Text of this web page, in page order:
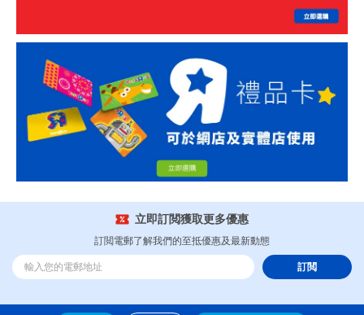
立即訂閲獲取更多優惠
訂閲電郵了解我們的至抵優惠及最新動態
訂閲